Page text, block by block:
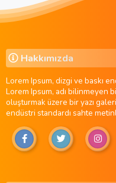
Hakkımızda
Lorem Ipsum, dizgi ve baskı
Lorem Ipsum, adı bilinmeyen
oluşturmak üzere bir yazı
endüstri standardı sahte